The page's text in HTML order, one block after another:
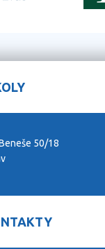
50/18